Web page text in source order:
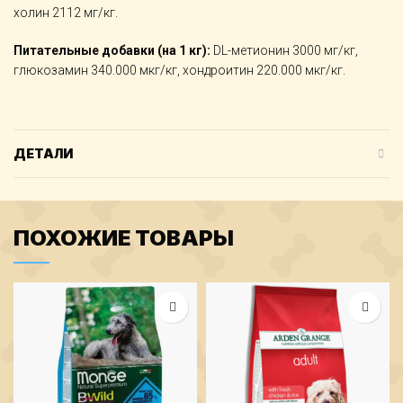
холин 2112 мг/кг.
Питательные добавки (на 1 кг): DL-метионин 3000 мг/кг,
глюкозамин 340.000 мкг/кг, хондроитин 220.000 мкг/кг.
ДЕТАЛИ
ПОХОЖИЕ ТОВАРЫ